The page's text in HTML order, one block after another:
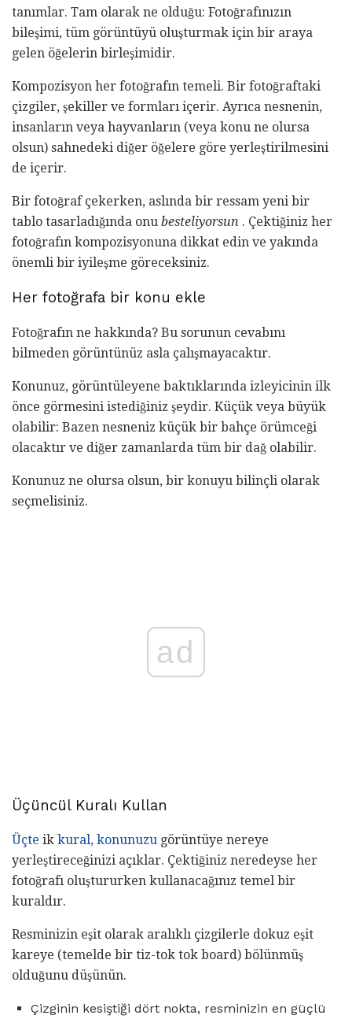
tanımlar. Tam olarak ne olduğu: Fotoğrafınızın
bileşimi, tüm görüntüyü oluşturmak için bir araya
gelen öğelerin birleşimidir.
Kompozisyon her fotoğrafın temeli. Bir fotoğraftaki
çizgiler, şekiller ve formları içerir. Ayrıca nesnenin,
insanların veya hayvanların (veya konu ne olursa
olsun) sahnedeki diğer öğelere göre yerleştirilmesini
de içerir.
Bir fotoğraf çekerken, aslında bir ressam yeni bir
tablo tasarladığında onu besteliyorsun . Çektiğiniz her
fotoğrafın kompozisyonuna dikkat edin ve yakında
önemli bir iyileşme göreceksiniz.
Her fotoğrafa bir konu ekle
Fotoğrafın ne hakkında? Bu sorunun cevabını
bilmeden görüntünüz asla çalışmayacaktır.
Konunuz, görüntüleyene baktıklarında izleyicinin ilk
önce görmesini istediğiniz şeydir. Küçük veya büyük
olabilir: Bazen nesneniz küçük bir bahçe örümceği
olacaktır ve diğer zamanlarda tüm bir dağ olabilir.
Konunuz ne olursa olsun, bir konuyu bilinçli olarak
seçmelisiniz.
ad
Üçüncül Kuralı Kullan
Üçte ik kural, konunuzu görüntüye nereye
yerleştireceğinizi açıklar. Çektiğiniz neredeyse her
fotoğrafı oluştururken kullanacağınız temel bir
kuraldır.
Resminizin eşit olarak aralıklı çizgilerle dokuz eşit
kareye (temelde bir tiz-tok tok board) bölünmüş
olduğunu düşünün.
Çizginin kesiştiği dört nokta, resminizin en güçlü